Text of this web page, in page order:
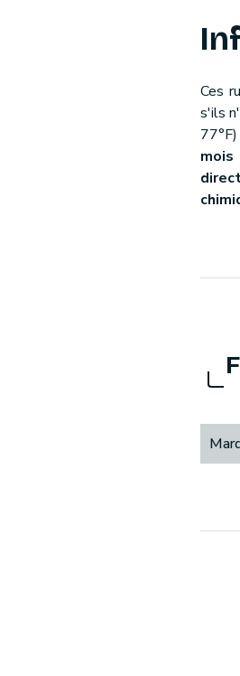
Ces
s'ils
mois